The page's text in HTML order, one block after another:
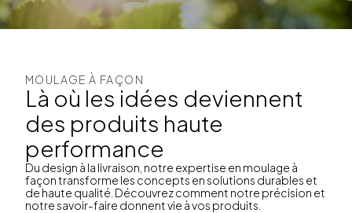
MOULAGE À FAÇON
Là où les idées deviennent
des produits haute
performance
Du design à la livraison, notre expertise en moulage à
façon transforme les concepts en solutions durables et
de haute qualité. Découvrez comment notre précision et
notre savoir-faire donnent vie à vos produits.